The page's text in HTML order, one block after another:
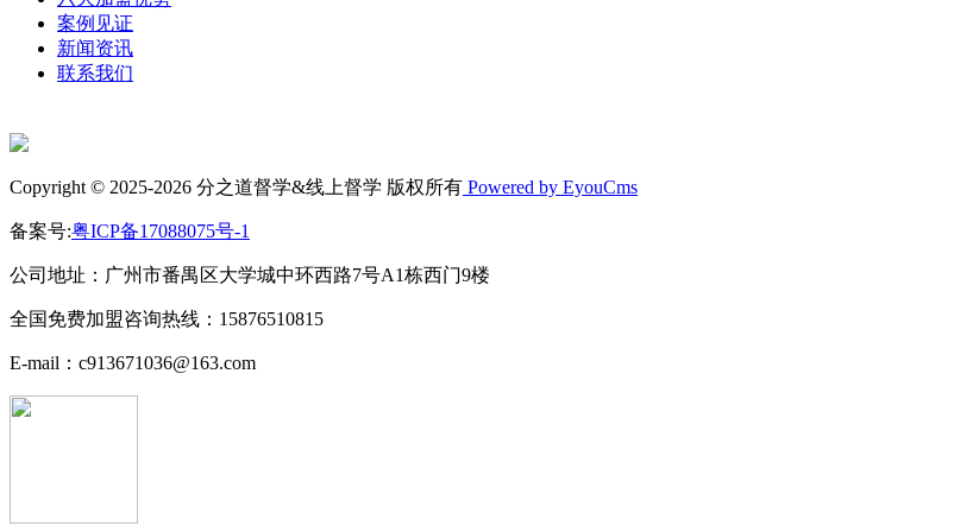
案例见证
新闻资讯
联系我们
Copyright © 2025-2026 分之道督学&线上督学 版权所有 Powered by EyouCms
备案号:粤ICP备17088075号-1
公司地址：广州市番禺区大学城中环西路7号A1栋西门9楼
全国免费加盟咨询热线：15876510815
E-mail：c913671036@163.com